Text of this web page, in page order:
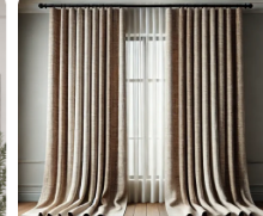
-60%
Draperie de Catifea Elite
Blackout 100% Alb-Ivory
L1.15m/H2.75m cu Rejansa
Wave
SKU: Sakura-22
În stoc